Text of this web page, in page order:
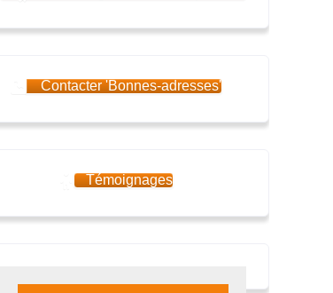
Contacter 'Bonnes-adresses'
Témoignages